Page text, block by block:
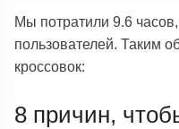
Мы потратили 9.6
пользователей. Таким
кроссовок:
8 причин,